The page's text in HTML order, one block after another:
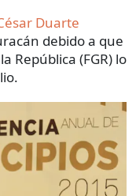
Duarte
debido a que
República (FGR) lo